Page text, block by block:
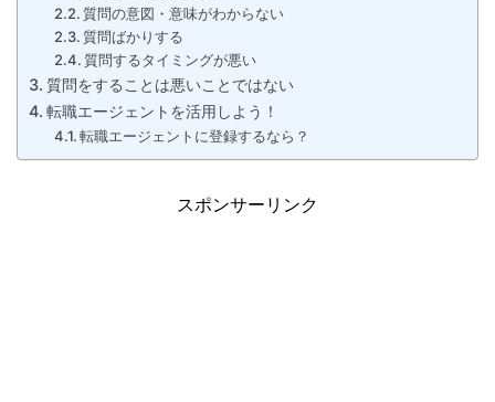
質問の意図・意味がわからない
質問ばかりする
質問するタイミングが悪い
質問をすることは悪いことではない
転職エージェントを活用しよう！
転職エージェントに登録するなら？
スポンサーリンク